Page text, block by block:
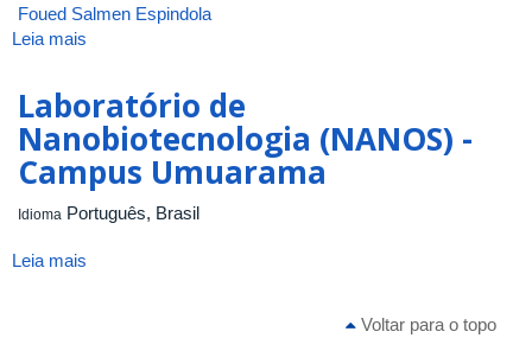
Foued Salmen Espindola
Leia mais
Laboratório de
Nanobiotecnologia (NANOS) -
Campus Umuarama
Idioma Português, Brasil
Leia mais
Voltar para o topo